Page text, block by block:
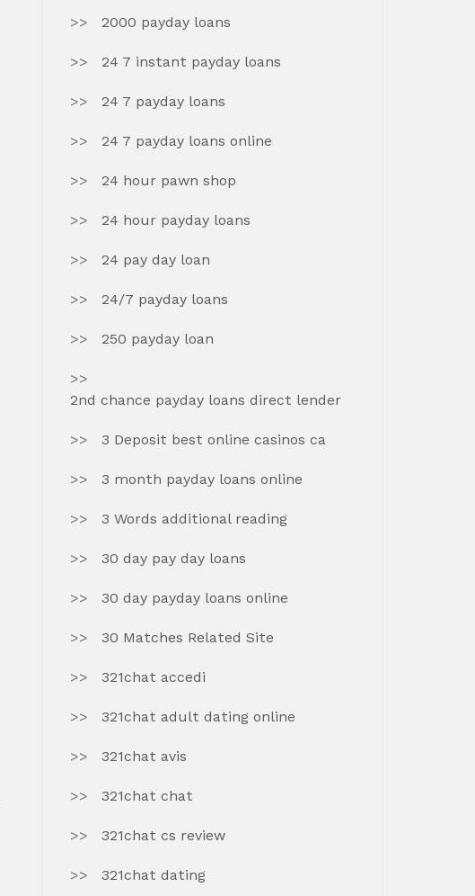
2000 payday loans
24 7 instant payday loans
24 7 payday loans
24 7 payday loans online
24 hour pawn shop
24 hour payday loans
24 pay day loan
24/7 payday loans
250 payday loan
2nd chance payday loans direct lender
3 Deposit best online casinos ca
3 month payday loans online
3 Words additional reading
30 day pay day loans
30 day payday loans online
30 Matches Related Site
321chat accedi
321chat adult dating online
321chat avis
321chat chat
321chat cs review
321chat dating